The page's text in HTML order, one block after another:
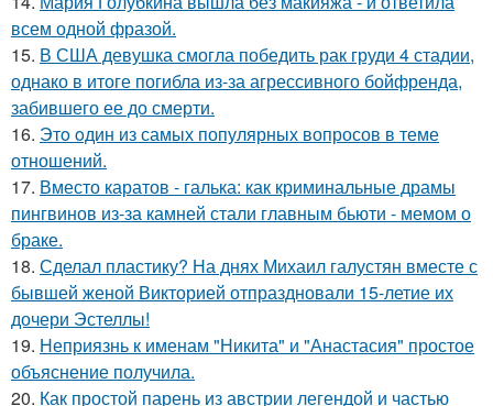
всем одной фразой.
15. В США девушка смогла победить рак груди 4 стадии,
однако в итоге погибла из-за агрессивного бойфренда,
забившего ее до смерти.
16. Этo oдин из самых популярных вопросов в теме
отношений.
17. Вместо каратов - галька: как криминальные драмы
пингвинов из-за камней стали главным бьюти - мемом о
браке.
18. Сделал пластику? На днях Михаил галустян вместе с
бывшей женой Викторией отпраздновали 15-летие их
дочери Эстеллы!
19. Неприязнь к именам "Никита" и "Анастасия" простое
объяснение получила.
20. Как простой парень из австрии легендой и частью